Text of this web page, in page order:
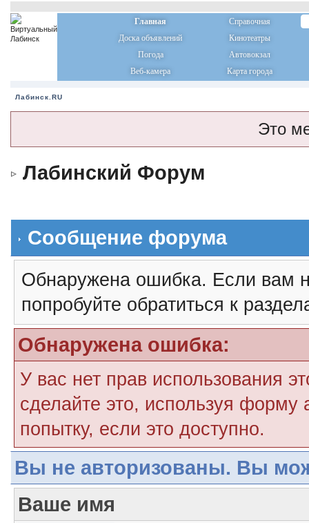
Главная
Справочная
Доска объявлений
Кинотеатры
Погода
Автовокзал
Веб-камера
Карта города
Лабинск.RU
Это
Лабинский Форум
Сообщение форума
Обнаружена ошибка. Если вам
попробуйте обратиться к
Обнаружена ошибка:
У вас нет прав использования
сделайте это, используя форму
попытку, если это доступно.
Вы не авторизованы. Вы
Ваше имя